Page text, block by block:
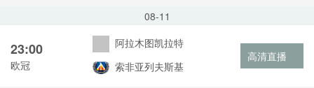
08-11
23:00
欧冠
阿拉木图凯拉特
索非亚列夫斯基
高清直播